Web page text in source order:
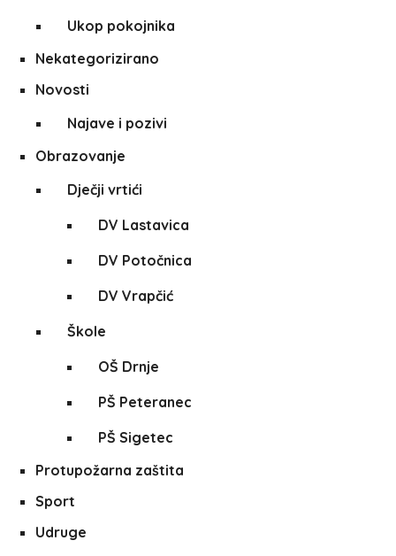
Ukop pokojnika
Nekategorizirano
Novosti
Najave i pozivi
Obrazovanje
Dječji vrtići
DV Lastavica
DV Potočnica
DV Vrapčić
Škole
OŠ Drnje
PŠ Peteranec
PŠ Sigetec
Protupožarna zaštita
Sport
Udruge